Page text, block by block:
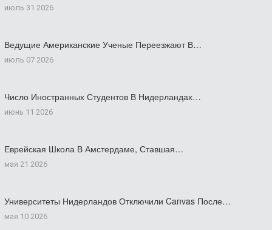
июль 31 2026
Ведущие Американские Ученые Переезжают В…
июль 07 2026
Число Иностранных Студентов В Нидерландах…
июнь 11 2026
Еврейская Школа В Амстердаме, Ставшая…
мая 21 2026
Университеты Нидерландов Отключили Canvas После…
мая 10 2026